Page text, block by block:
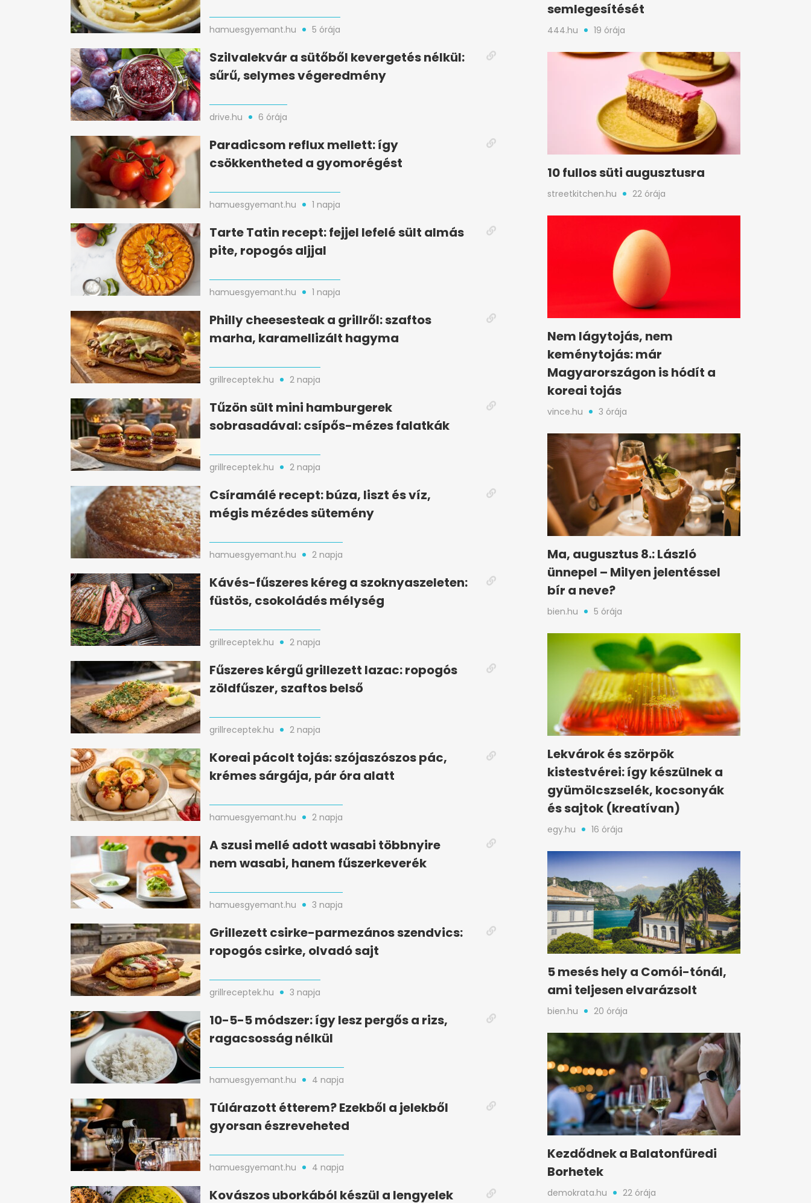
hamuesgyemant.hu 5 órája
Szilvalekvár a sütőből kevergetés nélkül:
sűrű, selymes végeredmény
drive.hu 6 órája
Paradicsom reflux mellett: így
csökkentheted a gyomorégést
hamuesgyemant.hu 1 napja
Tarte Tatin recept: fejjel lefelé sült almás
pite, ropogós aljjal
hamuesgyemant.hu 1 napja
Philly cheesesteak a grillről: szaftos
marha, karamellizált hagyma
grillreceptek.hu 2 napja
Tűzön sült mini hamburgerek
sobrasadával: csípős-mézes falatkák
grillreceptek.hu 2 napja
Csíramálé recept: búza, liszt és víz,
mégis mézédes sütemény
hamuesgyemant.hu 2 napja
Kávés-fűszeres kéreg a szoknyaszeleten:
füstös, csokoládés mélység
grillreceptek.hu 2 napja
Fűszeres kérgű grillezett lazac: ropogós
zöldfűszer, szaftos belső
grillreceptek.hu 2 napja
Koreai pácolt tojás: szójaszószos pác,
krémes sárgája, pár óra alatt
hamuesgyemant.hu 2 napja
A szusi mellé adott wasabi többnyire
nem wasabi, hanem fűszerkeverék
hamuesgyemant.hu 3 napja
Grillezett csirke-parmezános szendvics:
ropogós csirke, olvadó sajt
grillreceptek.hu 3 napja
10-5-5 módszer: így lesz pergős a rizs,
ragacsosság nélkül
hamuesgyemant.hu 4 napja
Túlárazott étterem? Ezekből a jelekből
gyorsan észreveheted
hamuesgyemant.hu 4 napja
Kovászos uborkából készül a lengyelek
semlegesítését
444.hu 19 órája
10 fullos süti augusztusra
streetkitchen.hu 22 órája
Nem lágytojás, nem
keménytojás: már
Magyarországon is hódít a
koreai tojás
vince.hu 3 órája
Ma, augusztus 8.: László
ünnepel – Milyen jelentéssel
bír a neve?
bien.hu 5 órája
Lekvárok és szörpök
kistestvérei: így készülnek a
gyümölcszselék, kocsonyák
és sajtok (kreatívan)
egy.hu 16 órája
5 mesés hely a Comói-tónál,
ami teljesen elvarázsolt
bien.hu 20 órája
Kezdődnek a Balatonfüredi
Borhetek
demokrata.hu 22 órája